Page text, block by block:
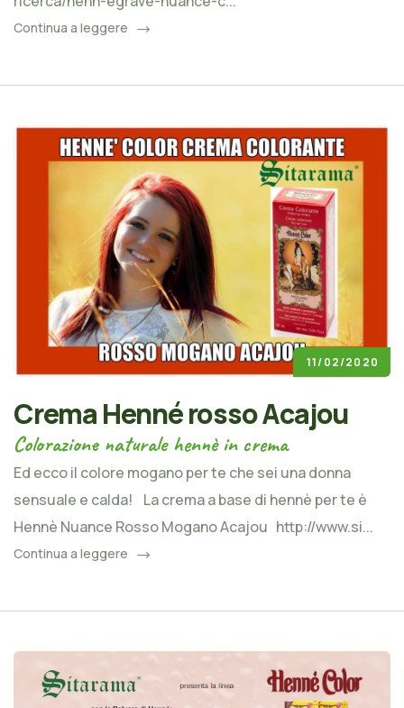
Continua a leggere
11/02/2020
Crema Henné rosso Acajou
Colorazione naturale hennè in crema
Ed ecco il colore mogano per te che sei una donna
sensuale e calda! La crema a base di hennè per te è
Hennè Nuance Rosso Mogano Acajou http://www.si...
Continua a leggere